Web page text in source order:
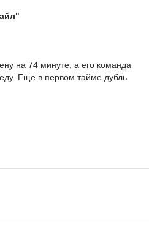
на 74 минуте, а его команда
Ещё в первом тайме дубль